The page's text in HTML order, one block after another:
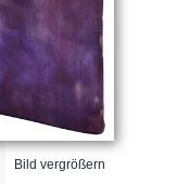
Bild vergrößern